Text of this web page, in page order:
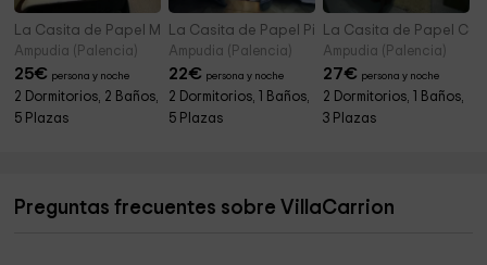
La Casita de Papel Manila
Ampudia (Palencia)
25€ persona y noche
2 Dormitorios, 2 Baños,
5 Plazas
La Casita de Papel Pinocho
Ampudia (Palencia)
22€ persona y noche
2 Dormitorios, 1 Baños,
5 Plazas
La Casita de Papel
Ampudia (Palencia)
27€ persona y noche
2 Dormitorios, 1 Baños,
3 Plazas
Preguntas frecuentes sobre VillaCarrion